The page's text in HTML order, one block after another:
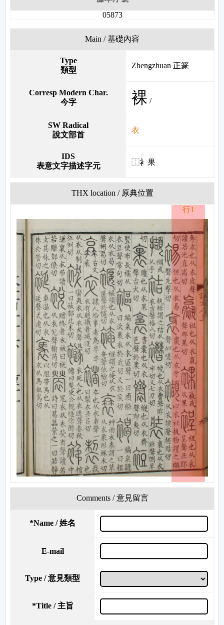
05873
Main / 基礎內容
Type
類型
Zhengzhuan 正篆
Corresp Modern Char.
今字
裸 /
SW Radical
說文部首
衣
IDS
表意文字描述字元
⿰衤果
THX location / 原典位置
行1
Comments / 意見留言
*Name / 姓名
E-mail
Type / 意見類型
*Title / 主旨